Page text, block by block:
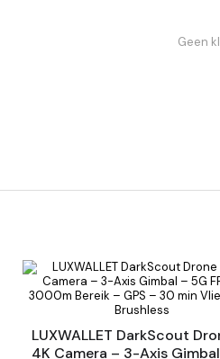
Geen
LUXWALLET DarkScout
4K Camera – 3-Axis